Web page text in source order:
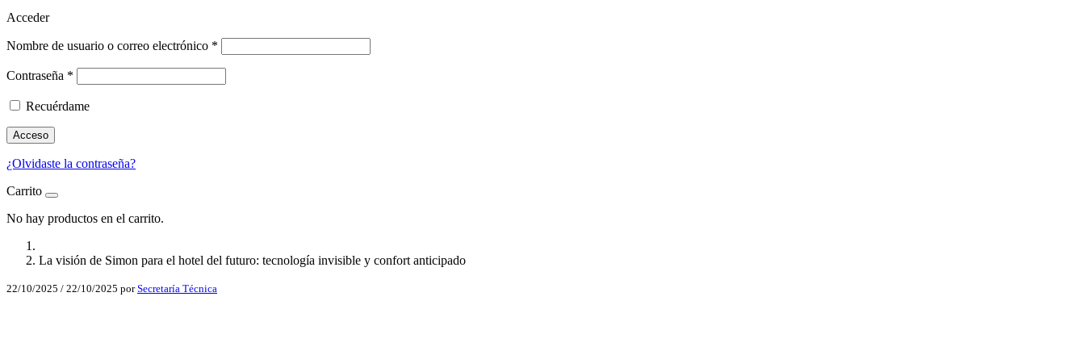
Acceder
Nombre de usuario o correo electrónico *
Contraseña *
Recuérdame
Acceso
¿Olvidaste la contraseña?
Carrito
No hay productos en el carrito.
La visión de Simon para el hotel del futuro: tecnología invisible y confort anticipado
22/10/2025 / 22/10/2025 porSecretaría Técnica